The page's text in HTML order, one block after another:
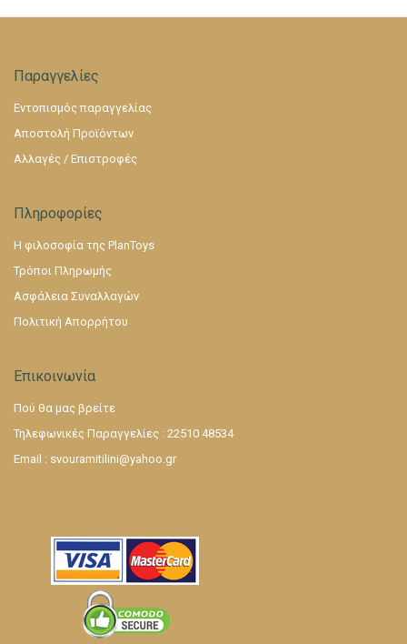
Παραγγελίες
Εντοπισμός παραγγελίας
Αποστολή Προϊόντων
Αλλαγές / Επιστροφές
Πληροφορίες
Η φιλοσοφία της PlanToys
Τρόποι Πληρωμής
Ασφάλεια Συναλλαγών
Πολιτική Απορρήτου
Επικοινωνία
Πού θα μας βρείτε
Τηλεφωνικές Παραγγελίες : 22510 48534
Email : svouramitilini@yahoo.gr